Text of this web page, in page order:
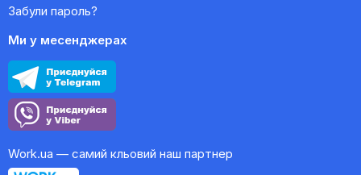
Забули пароль?
Ми у месенджерах
Work.ua — самий кльовий наш партнер